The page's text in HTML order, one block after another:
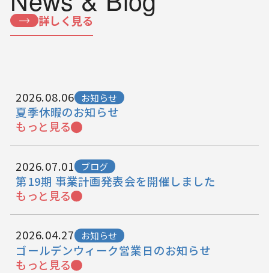
詳しく見る
2026.08.06 お知らせ
夏季休暇のお知らせ
もっと見る
2026.07.01 ブログ
第19期 事業計画発表会を開催しました
もっと見る
2026.04.27 お知らせ
ゴールデンウィーク営業日のお知らせ
もっと見る